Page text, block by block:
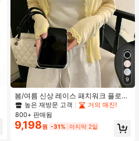
9
봄/여름 신상 레이스 패치워크 플로럴
트림 소프트 니트 가디건 경량 재킷 탑
여성용, 코티지코어 옐로우
높은 재방문 고객
거의 매진!
800+ 판매됨
9,198원 -31% 마지막 2일